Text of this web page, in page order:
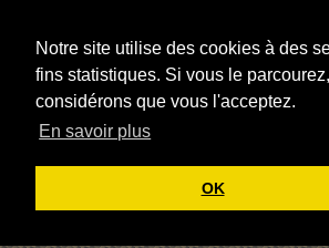
Notre site utilise des cookies à des
fins statistiques. Si vous le
considérons que vous l'acceptez.
En savoir plus
OK